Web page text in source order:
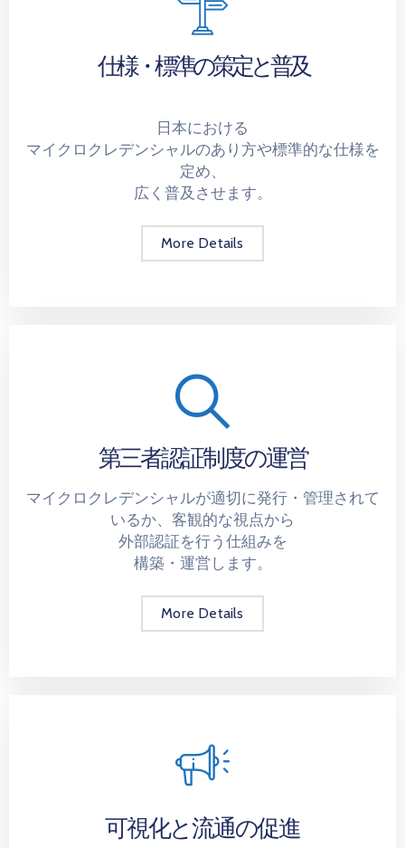
仕様・標準の策定と普及
日本における
マイクロクレデンシャルのあり方や標準的な仕様を
定め、
広く普及させます。
More Details
第三者認証制度の運営
マイクロクレデンシャルが適切に発行・管理されて
いるか、客観的な視点から
外部認証を行う仕組みを
構築・運営します。
More Details
可視化と流通の促進